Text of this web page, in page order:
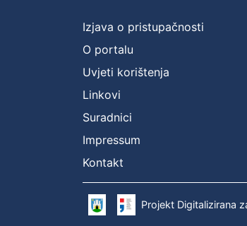
Izjava o pristupačnosti
O portalu
Uvjeti korištenja
Linkovi
Suradnici
Impressum
Kontakt
Projekt Digitalizirana